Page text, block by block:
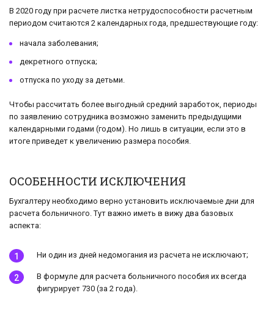
В 2020 году при расчете листка нетрудоспособности расчетным
периодом считаются 2 календарных года, предшествующие году:
начала заболевания;
декретного отпуска;
отпуска по уходу за детьми.
Чтобы рассчитать более выгодный средний заработок, периоды
по заявлению сотрудника возможно заменить предыдущими
календарными годами (годом). Но лишь в ситуации, если это в
итоге приведет к увеличению размера пособия.
ОСОБЕННОСТИ ИСКЛЮЧЕНИЯ
Бухгалтеру необходимо верно установить исключаемые дни для
расчета больничного. Тут важно иметь в вижу два базовых
аспекта:
Ни один из дней недомогания из расчета не исключают;
В формуле для расчета больничного пособия их всегда
фигурирует 730 (за 2 года).